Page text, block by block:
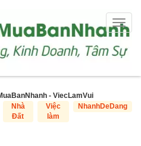
- ViecLamVui
Nhà
Đất
Việc
làm
NhanhDeDang